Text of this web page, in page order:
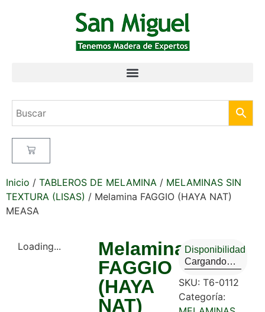
Inicio / TABLEROS DE MELAMINA / MELAMINAS SIN
TEXTURA (LISAS) / Melamina FAGGIO (HAYA NAT)
MEASA
Loading...
Melamina
FAGGIO
(HAYA
NAT)
Disponibilidad
Cargando…
SKU: T6-0112
Categoría: